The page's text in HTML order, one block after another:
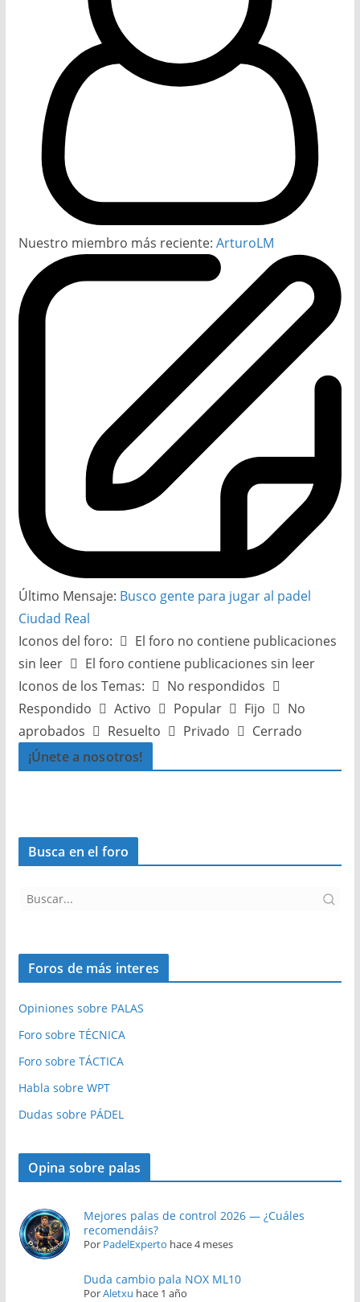
Nuestro miembro más reciente: ArturoLM
Último Mensaje: Busco gente para jugar al padel
Ciudad Real
Iconos del foro:
El foro no contiene publicaciones
sin leer
El foro contiene publicaciones sin leer
Iconos de los Temas:
No respondidos
Respondido
Activo Popular Fijo
No
aprobados
Resuelto Privado
Cerrado
¡Únete a nosotros!
Busca en el foro
Foros de más interes
Opiniones sobre PALAS
Foro sobre TÉCNICA
Foro sobre TÁCTICA
Habla sobre WPT
Dudas sobre PÁDEL
Opina sobre palas
Mejores palas de control 2026 — ¿Cuáles
recomendáis?
Por PadelExperto hace 4 meses
Duda cambio pala NOX ML10
PorAletxu hace 1 año